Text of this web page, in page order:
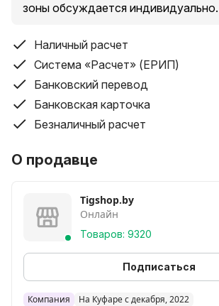
зоны обсуждается индивидуально.
Наличный расчет
Система «Расчет» (ЕРИП)
Банковский перевод
Банковская карточка
Безналичный расчет
О продавце
Tigshop.by
Онлайн
Товаров: 9320
Подписаться
Компания
На Куфаре с декабря, 2022